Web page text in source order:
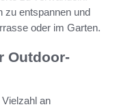
zu entspannen und
oder im Garten.
Outdoor-
an